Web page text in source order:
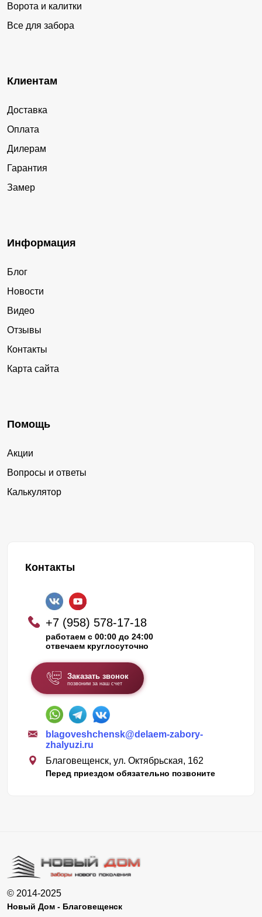
Ворота и калитки
Все для забора
Клиентам
Доставка
Оплата
Дилерам
Гарантия
Замер
Информация
Блог
Новости
Видео
Отзывы
Контакты
Карта сайта
Помощь
Акции
Вопросы и ответы
Калькулятор
Контакты
+7 (958) 578-17-18
работаем с 00:00 до 24:00
отвечаем круглосуточно
Заказать звонок
позвоним за наш счет
blagoveshchensk@delaem-zabory-
zhalyuzi.ru
Благовещенск, ул. Октябрьская, 162
Перед приездом обязательно позвоните
© 2014-2025
Новый Дом - Благовещенск